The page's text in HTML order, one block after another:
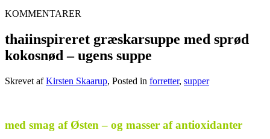
KOMMENTARER
thaiinspireret græskarsuppe med sprød
kokosnød – ugens suppe
Skrevet afKirsten Skaarup, Posted in forretter, supper
med smag af Østen – og masser af antioxidanter